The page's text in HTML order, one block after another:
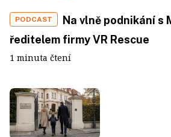
PODCAST
Na vlně podnikání s
ředitelem firmy VR Rescue
1 minuta čtení